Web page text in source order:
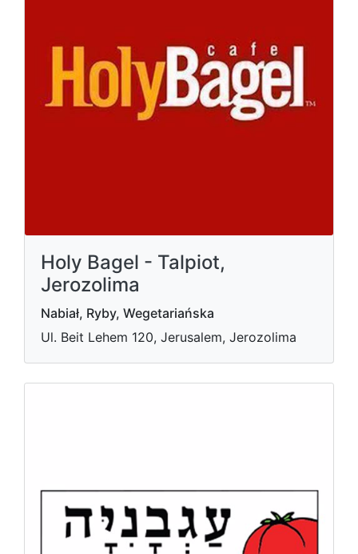
Holy Bagel - Talpiot,
Jerozolima
Nabiał, Ryby, Wegetariańska
Ul. Beit Lehem 120, Jerusalem, Jerozolima